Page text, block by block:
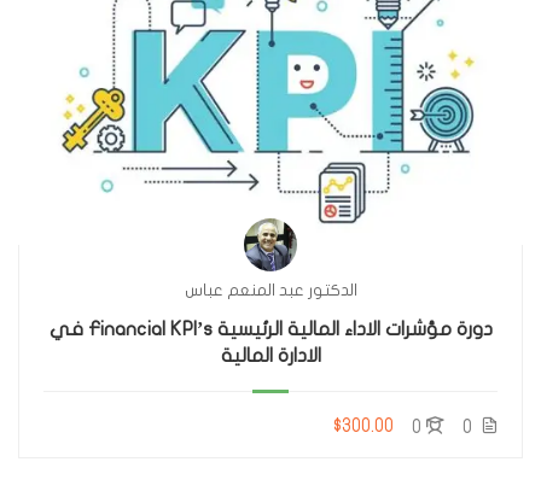
الدكتور عبد المنعم عباس
دورة مؤشرات الاداء المالية الرئيسية Financial KPI’s في
الادارة المالية
0
0
$300.00